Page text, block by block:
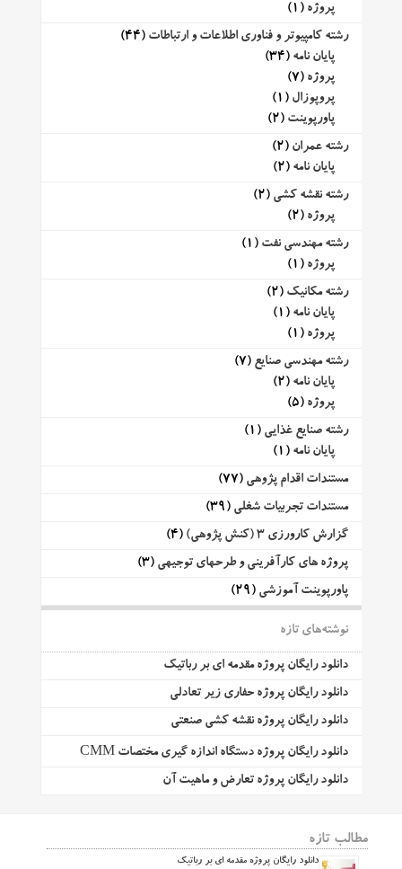
پروژه (1)
رشته کامپیوتر و فناوری اطلاعات و ارتباطات (44)
پایان نامه (34)
پروژه (7)
پروپوزال (1)
پاورپوینت (2)
رشته عمران (2)
پایان نامه (2)
رشته نقشه کشی (2)
پروژه (2)
رشته مهندسی نفت (1)
پروژه (1)
رشته مکانیک (2)
پایان نامه (1)
پروژه (1)
رشته مهندسی صنایع (7)
پایان نامه (2)
پروژه (5)
رشته صنایع غذایی (1)
پایان نامه (1)
مستندات اقدام پژوهی (77)
مستندات تجربیات شغلی (39)
گزارش کارورزی 3 (کنش پژوهی)
(4)
پروژه های کارآفرینی و طرحهای توجیهی (3)
پاورپوینت آموزشی (29)
نوشته‌های تازه
دانلود رایگان پروژه مقدمه ای بر رباتیک
دانلود رایگان پروژه حفاری زیر تعادلی
دانلود رایگان پروژه نقشه کشی صنعتی
دانلود رایگان پروژه دستگاه اندازه گیری مختصات CMM
دانلود رایگان پروژه تعارض و ماهیت آن
مطالب تازه
دانلود رایگان پروژه مقدمه ای بر رباتیک